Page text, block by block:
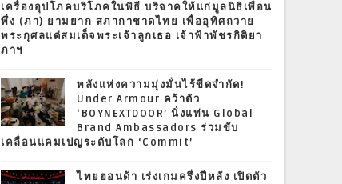
เครื่องอุปโภคบริโภคในพิธี บริจาคให้แก่มูลนิธิเพื่อน
พึ่ง (ภา) ยามยาก สภากาชาดไทย เพื่ออุทิศถวาย
พระกุศลแด่สมเด็จพระเจ้าลูกเธอ เจ้าฟ้าพัชรกิติยา
ภาฯ
พลังแห่งความมุ่งมั่นไร้ขีดจำกัด!
Under Armour คว้าตัว
‘BOYNEXTDOOR’ นั่งแท่น Global
Brand Ambassadors ร่วมขับ
เคลื่อนแคมเปญระดับโลก ‘Commit’
ไทยฮอนด้า เร่งเกมครึ่งปีหลัง เปิดตัว